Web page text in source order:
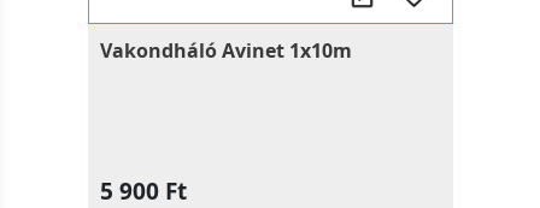
Vakondháló Avinet 1x10m
5 900 Ft